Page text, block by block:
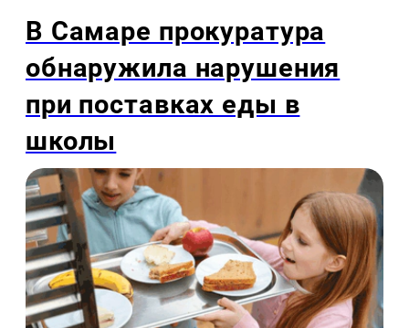
В Самаре прокуратура
обнаружила нарушения
при поставках еды в
школы